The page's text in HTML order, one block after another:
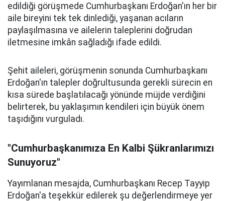
edildiği görüşmede Cumhurbaşkanı Erdoğan'ın her bir
aile bireyini tek tek dinlediği, yaşanan acıların
paylaşılmasına ve ailelerin taleplerini doğrudan
iletmesine imkân sağladığı ifade edildi.
Şehit aileleri, görüşmenin sonunda Cumhurbaşkanı
Erdoğan'ın talepler doğrultusunda gerekli sürecin en
kısa sürede başlatılacağı yönünde müjde verdiğini
belirterek, bu yaklaşımın kendileri için büyük önem
taşıdığını vurguladı.
"Cumhurbaşkanımıza En Kalbi Şükranlarımızı
Sunuyoruz"
Yayımlanan mesajda, Cumhurbaşkanı Recep Tayyip
Erdoğan'a teşekkür edilerek şu değerlendirmeye yer